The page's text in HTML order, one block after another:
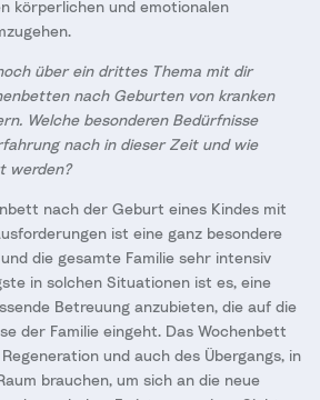
körperlichen und emotionalen
über ein drittes Thema mit dir
nach Geburten von kranken
Welche besonderen Bedürfnisse
nach in dieser Zeit und wie
werden?
nach der Geburt eines Kindes mit
ist eine ganz besondere
die gesamte Familie sehr intensiv
in solchen Situationen ist es, eine
Betreuung anzubieten, die auf die
der Familie eingeht. Das Wochenbett
und auch des Übergangs, in
brauchen, um sich an die neue